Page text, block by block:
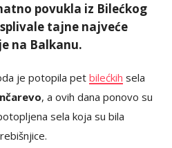
povukla iz Bilećkog
tajne najveće
na Balkanu.
je potopila pet bilećkih sela
, a ovih dana ponovo su
sela koja su bila